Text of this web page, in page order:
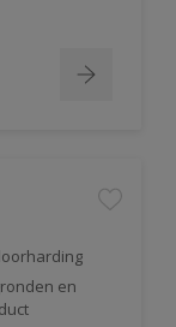
en